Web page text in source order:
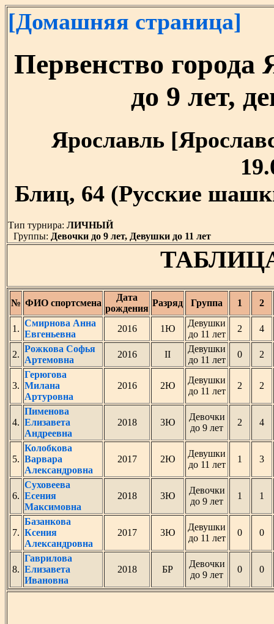
[Домашняя страница]
Первенство города
до 9 лет,
Ярославль
Блиц, 64 (Русские
Тип турнира: ЛИЧНЫЙ
Группы: Девочки до 9 лет, Девушки до 11 лет
№ ФИО спортсмена
Дата
рождения
Разряд Группа 1 2
1.
Смирнова Анна
Евгеньевна
2016 1Ю
Девушки
до 11 лет
2 4
2.
Рожкова Софья
Артемовна
2016 II
Девушки
до 11 лет
0 2
3.
Герюгова
Милана
Артуровна
2016 2Ю
Девушки
до 11 лет
2 2
4.
Пименова
Елизавета
Андреевна
2018 3Ю
Девочки
до 9 лет
2 4
5.
Колобкова
Варвара
Александровна
2017 2Ю
Девушки
до 11 лет
1 3
6.
Суховеева
Есения
Максимовна
2018 3Ю
Девочки
до 9 лет
1 1
7.
Базанкова
Ксения
Александровна
2017 3Ю
Девушки
до 11 лет
0 0
8.
Гаврилова
Елизавета
Ивановна
2018 БР
Девочки
до 9 лет
0 0